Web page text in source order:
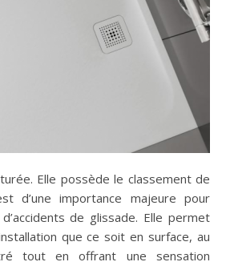
Elle possède le classement de
d’une importance majeure pour
de glissade. Elle permet
que ce soit en surface, au
tout en offrant une sensation